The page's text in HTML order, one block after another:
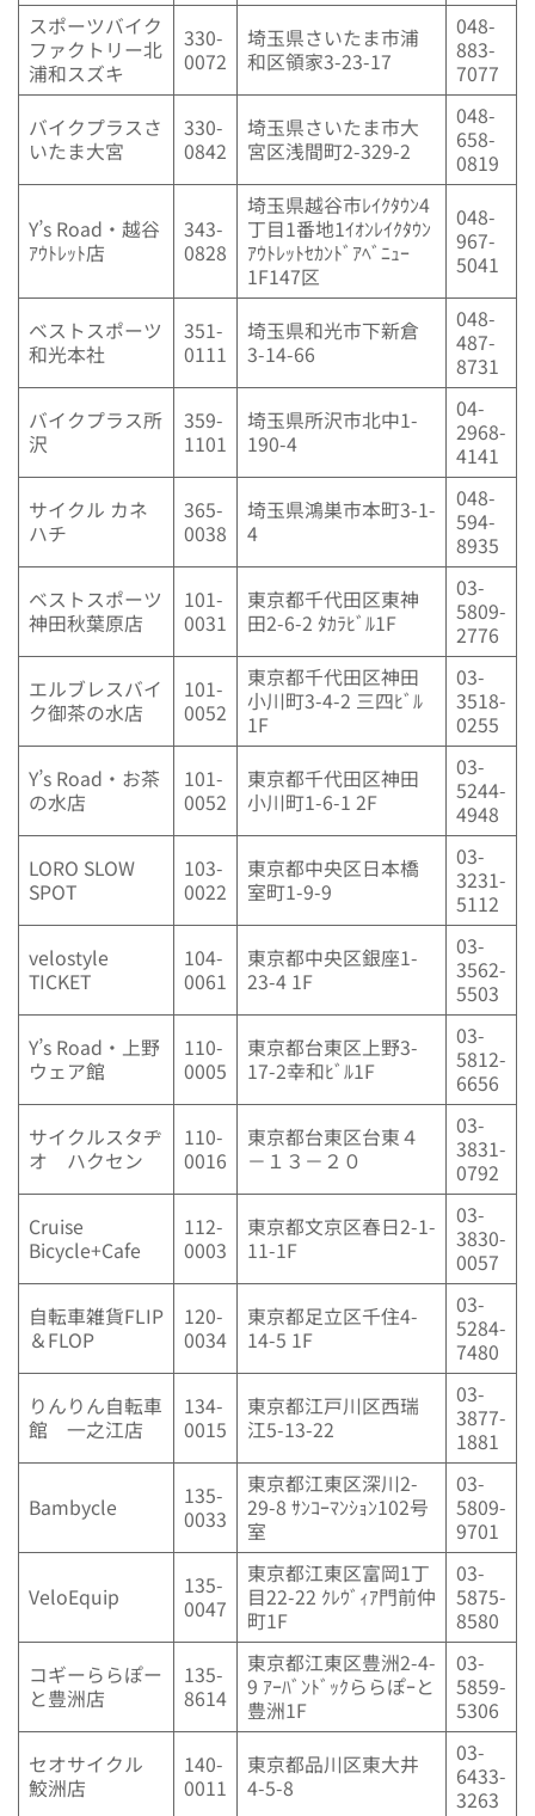
スポーツバイク
ファクトリー北
浦和スズキ
330-
0072
埼玉県さいたま市浦
和区領家3-23-17
048-
883-
7077
バイクプラスさ
いたま大宮
330-
0842
埼玉県さいたま市大
宮区浅間町2-329-2
048-
658-
0819
Y’s Road・越谷
ｱｳﾄﾚｯﾄ店
343-
0828
埼玉県越谷市ﾚｲｸﾀｳﾝ4
丁目1番地1ｲｵﾝﾚｲｸﾀｳﾝ
ｱｳﾄﾚｯﾄｾｶﾝﾄﾞｱﾍﾞﾆｭｰ
1F147区
048-
967-
5041
ベストスポーツ
和光本社
351-
0111
埼玉県和光市下新倉
3-14-66
048-
487-
8731
バイクプラス所
沢
359-
1101
埼玉県所沢市北中1-
190-4
04-
2968-
4141
サイクル カネ
ハチ
365-
0038
埼玉県鴻巣市本町3-1-
4
048-
594-
8935
ベストスポーツ
神田秋葉原店
101-
0031
東京都千代田区東神
田2-6-2 ﾀｶﾗﾋﾞﾙ1F
03-
5809-
2776
エルブレスバイ
ク御茶の水店
101-
0052
東京都千代田区神田
小川町3-4-2 三四ﾋﾞﾙ
1F
03-
3518-
0255
Y’s Road・お茶
の水店
101-
0052
東京都千代田区神田
小川町1-6-1 2F
03-
5244-
4948
LORO SLOW
SPOT
103-
0022
東京都中央区日本橋
室町1-9-9
03-
3231-
5112
velostyle
TICKET
104-
0061
東京都中央区銀座1-
23-4 1F
03-
3562-
5503
Y’s Road・上野
ウェア館
110-
0005
東京都台東区上野3-
17-2幸和ﾋﾞﾙ1F
03-
5812-
6656
サイクルスタヂ
オ ハクセン
110-
0016
東京都台東区台東４
－１３－２０
03-
3831-
0792
Cruise
Bicycle+Cafe
112-
0003
東京都文京区春日2-1-
11-1F
03-
3830-
0057
自転車雑貨FLIP
＆FLOP
120-
0034
東京都足立区千住4-
14-5 1F
03-
5284-
7480
りんりん自転車
館 一之江店
134-
0015
東京都江戸川区西瑞
江5-13-22
03-
3877-
1881
Bambycle
135-
0033
東京都江東区深川2-
29-8 ｻﾝｺｰﾏﾝｼｮﾝ102号
室
03-
5809-
9701
VeloEquip
135-
0047
東京都江東区富岡1丁
目22-22 ｸﾚｳﾞｨｱ門前仲
町1F
03-
5875-
8580
コギーららぽー
と豊洲店
135-
8614
東京都江東区豊洲2-4-
9 ｱｰﾊﾞﾝﾄﾞｯｸららぽｰと
豊洲1F
03-
5859-
5306
セオサイクル
鮫洲店
140-
0011
東京都品川区東大井
4-5-8
03-
6433-
3263